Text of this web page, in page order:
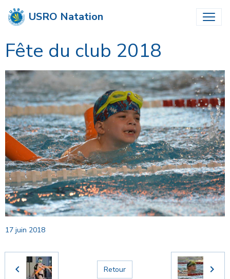
USRO Natation
Fête du club 2018
17 juin 2018
Retour